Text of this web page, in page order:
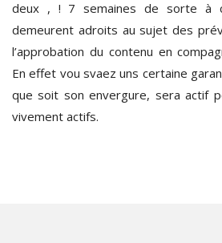
deux , ! 7 semaines de sorte à
demeurent adroits au sujet des
l’approbation du contenu en
En effet vou svaez uns certaine
que soit son envergure, sera actif
vivement actifs.